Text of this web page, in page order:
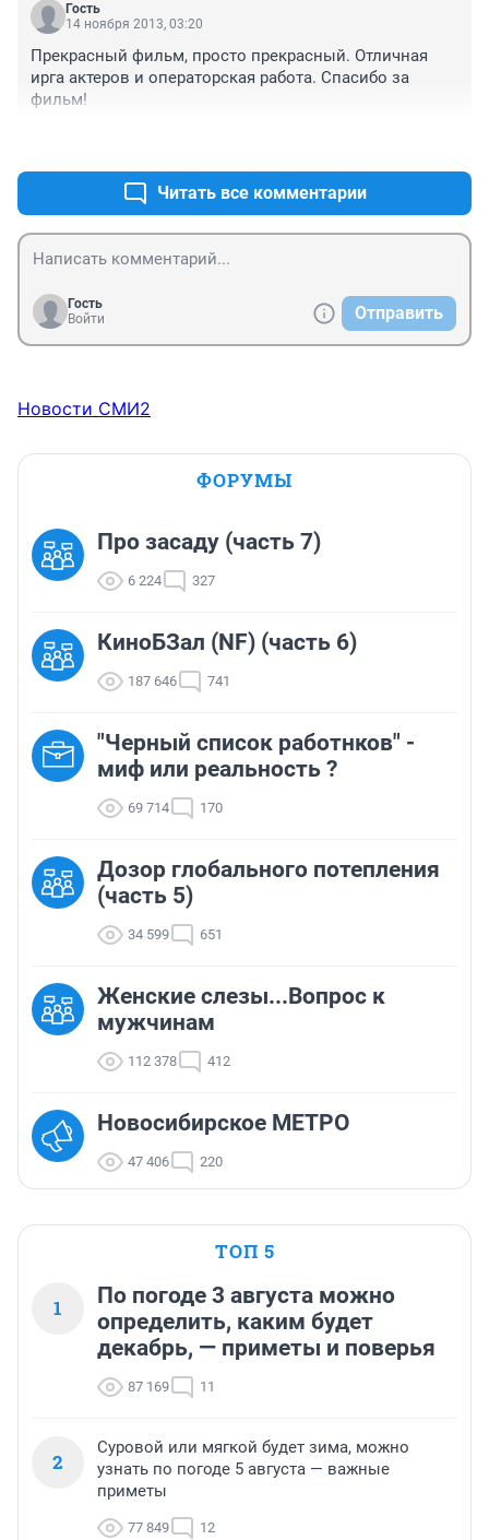
поверхности", но также и ложная, фальшивая
фильмах сейчас). Хабенский великолепен,
наблюдаешь за ним затаив дыхание, и остальные
актеры тоже понравились. Фильм наш, русский, о нас,
показаться кому-то на первый взгляд. Обязательно
схожу еще раз - и рекомендую настоятельно всем к
просмотру, друзья!
Гость
14 ноября 2013, 03:20
Прекрасный фильм, просто прекрасный. Отличная
ирга актеров и операторская работа. Спасибо за
фильм!
Читать все комментарии
Гость
Войти
Отправить
Новости СМИ2
ФОРУМЫ
Про засаду (часть 7)
6 224 327
КиноБЗал (NF) (часть 6)
187 646 741
"Черный список работнков" -
миф или реальность ?
69 714 170
Дозор глобального потепления
(часть 5)
34 599 651
Женские слезы...Вопрос к
мужчинам
112 378 412
Новосибирское МЕТРО
47 406 220
ТОП 5
1
По погоде 3 августа можно
определить, каким будет
декабрь, — приметы и поверья
87 169 11
2
Суровой или мягкой будет зима, можно
узнать по погоде 5 августа — важные
приметы
77 849 12